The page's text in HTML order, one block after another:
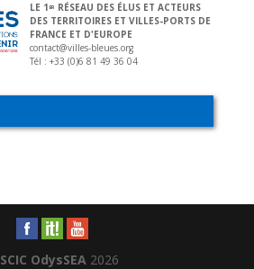
LE 1 ER
RÉSEAU DES ÉLUS ET ACTEURS
DES TERRITOIRES ET VILLES-PORTS DE
FRANCE ET D'EUROPE
contact@villes-bleues.org
Tél : +33 (0)6 81 49 36 04
SCIC OdysSEA2026